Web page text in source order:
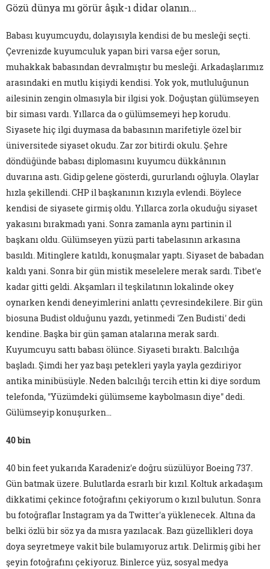
Gözü dünya mı görür âşık-ı didar olanın...
Babası kuyumcuydu, dolayısıyla kendisi de bu mesleği seçti.
Çevrenizde kuyumculuk yapan biri varsa eğer sorun,
muhakkak babasından devralmıştır bu mesleği. Arkadaşlarımız
arasındaki en mutlu kişiydi kendisi. Yok yok, mutluluğunun
ailesinin zengin olmasıyla bir ilgisi yok. Doğuştan gülümseyen
bir siması vardı. Yıllarca da o gülümsemeyi hep korudu.
Siyasete hiç ilgi duymasa da babasının marifetiyle özel bir
üniversitede siyaset okudu. Zar zor bitirdi okulu. Şehre
döndüğünde babası diplomasını kuyumcu dükkânının
duvarına astı. Gidip gelene gösterdi, gururlandı oğluyla. Olaylar
hızla şekillendi. CHP il başkanının kızıyla evlendi. Böylece
kendisi de siyasete girmiş oldu. Yıllarca zorla okuduğu siyaset
yakasını bırakmadı yani. Sonra zamanla aynı partinin il
başkanı oldu. Gülümseyen yüzü parti tabelasının arkasına
basıldı. Mitinglere katıldı, konuşmalar yaptı. Siyaset de babadan
kaldı yani. Sonra bir gün mistik meselelere merak sardı. Tibet'e
kadar gitti geldi. Akşamları il teşkilatının lokalinde okey
oynarken kendi deneyimlerini anlattı çevresindekilere. Bir gün
biosuna Budist olduğunu yazdı, yetinmedi 'Zen Budisti' dedi
kendine. Başka bir gün şaman atalarına merak sardı.
Kuyumcuyu sattı babası ölünce. Siyaseti bıraktı. Balcılığa
başladı. Şimdi her yaz başı petekleri yayla yayla gezdiriyor
antika minibüsüyle. Neden balcılığı tercih ettin ki diye sordum
telefonda, "Yüzümdeki gülümseme kaybolmasın diye" dedi.
Gülümseyip konuşurken…
40 bin
40 bin feet yukarıda Karadeniz'e doğru süzülüyor Boeing 737.
Gün batmak üzere. Bulutlarda esrarlı bir kızıl. Koltuk arkadaşım
dikkatimi çekince fotoğrafını çekiyorum o kızıl bulutun. Sonra
bu fotoğraflar Instagram ya da Twitter'a yüklenecek. Altına da
belki özlü bir söz ya da mısra yazılacak. Bazı güzellikleri doya
doya seyretmeye vakit bile bulamıyoruz artık. Delirmiş gibi her
şeyin fotoğrafını çekiyoruz. Binlerce yüz, sosyal medya